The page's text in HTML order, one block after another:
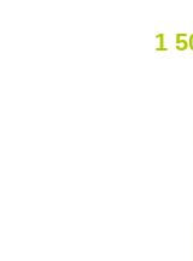
1